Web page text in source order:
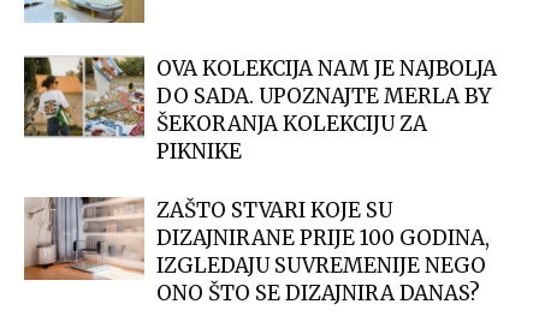
OVA KOLEKCIJA NAM JE NAJBOLJA
DO SADA. UPOZNAJTE MERLA BY
ŠEKORANJA KOLEKCIJU ZA
PIKNIKE
ZAŠTO STVARI KOJE SU
DIZAJNIRANE PRIJE 100 GODINA,
IZGLEDAJU SUVREMENIJE NEGO
ONO ŠTO SE DIZAJNIRA DANAS?